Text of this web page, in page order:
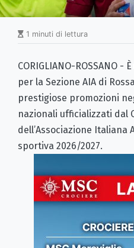
1 minuti di lettura
CORIGLIANO-ROSSANO
per la Sezione AIA di
prestigiose promozioni
nazionali ufficializzati dal
dell’Associazione
sportiva 2026/2027.